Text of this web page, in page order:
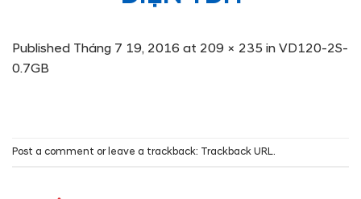
Published Tháng 7 19, 2016 at 209 × 235 in VD120-2S-
0.7GB
Post a comment or leave a trackback: Trackback URL.